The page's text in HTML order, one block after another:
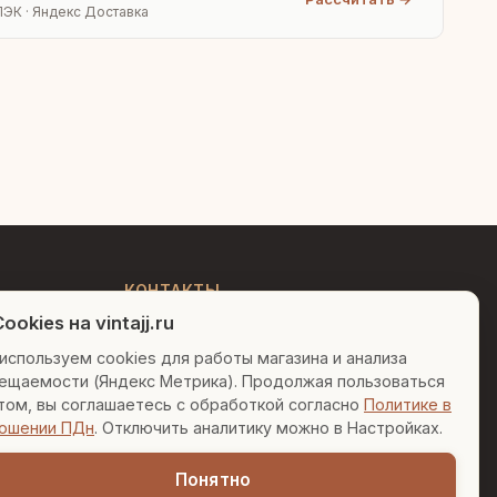
· Яндекс Доставка
КОНТАКТЫ
+7 (495) 150-52-26
AI-консультант в Telegram
sales@vintajj.ru
Пн-Пт: 10:00 - 19:00
на vintajj.ru
cookies для работы магазина и анализа
(Яндекс Метрика). Продолжая пользоваться
вы соглашаетесь с обработкой согласно Политике в
ПДн. Отключить аналитику можно в Настройках.
Понятно
декору. Чем могу помочь?
Вазы для гостиной
Подарок до 5000₽
Сочетание металлов